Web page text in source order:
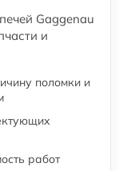
Gaggenau
и
поломки и
работ